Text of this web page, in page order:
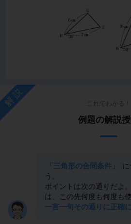
解説 これでわかる！
例題の解説
「三角形の合同条件」
う。
ポイントは次の通りだよ
は、この先何度も何度も
一言一句その通りに正確